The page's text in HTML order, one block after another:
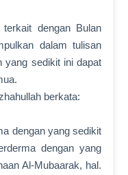
dengan Bulan
dalam tulisan
yang sedikit ini dapat
berkata:
dengan yang sedikit
dengan yang
Al-Mubaarak, hal.